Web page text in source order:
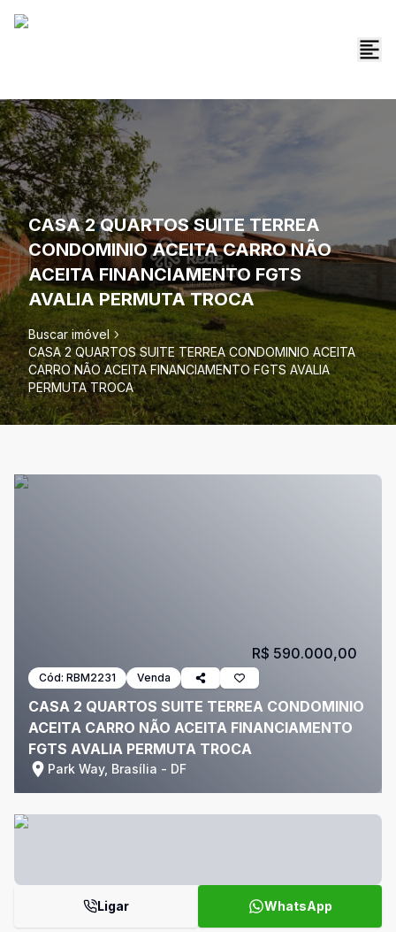
CASA 2 QUARTOS SUITE TERREA
CONDOMINIO ACEITA CARRO NÃO
ACEITA FINANCIAMENTO FGTS
AVALIA PERMUTA TROCA
Buscar imóvel
CASA 2 QUARTOS SUITE TERREA CONDOMINIO ACEITA
CARRO NÃO ACEITA FINANCIAMENTO FGTS AVALIA
PERMUTA TROCA
Cód: RBM2231 Venda
CASA 2 QUARTOS SUITE TERREA CONDOMINIO
ACEITA CARRO NÃO ACEITA FINANCIAMENTO
FGTS AVALIA PERMUTA TROCA
Park Way, Brasília - DF
R$ 590.000,00
Ligar WhatsApp